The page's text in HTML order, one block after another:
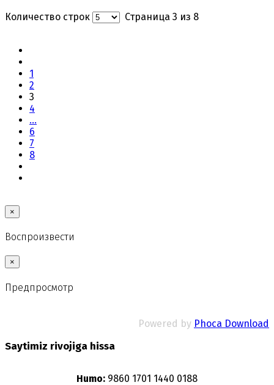
Количество строк
Страница 3 из 8
1
2
3
4
...
6
7
8
×
Воспроизвести
×
Предпросмотр
Powered by Phoca Download
Saytimiz rivojiga hissa
Humo: 9860 1701 1440 0188